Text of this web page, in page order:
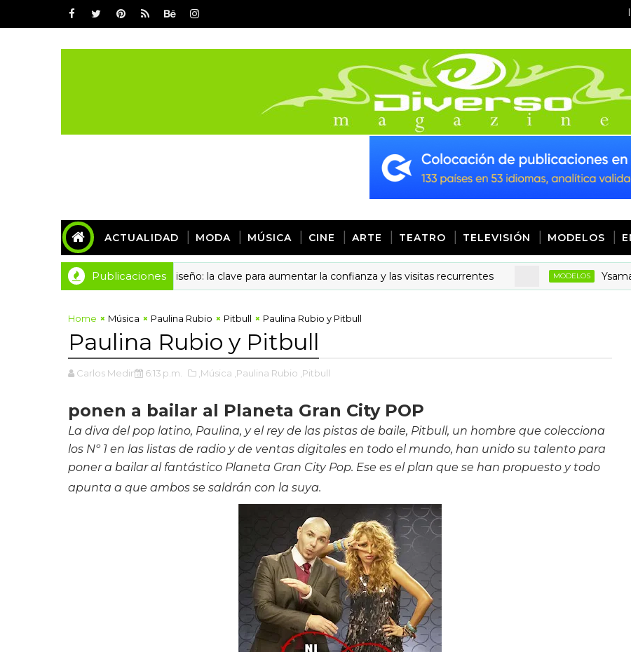
ACTUALIDAD MODA MÚSICA CINE ARTE TEATRO TELEVISIÓN MODELOS
Publicaciones
Detalles de diseño: la clave para aumentar la confianza y las visitas recurrentes Ysamar
Home Música Paulina Rubio Pitbull Paulina Rubio y Pitbull
Paulina Rubio y Pitbull
Carlos Medina 6:13 p.m. ,Música ,Paulina Rubio ,Pitbull
ponen a bailar al Planeta Gran City POP
La diva del pop latino, Paulina, y el rey de las pistas de baile, Pitbull, un hombre que colecciona
los Nº 1 en las listas de radio y de ventas digitales en todo el mundo, han unido su talento para
poner a bailar al fantástico Planeta Gran City Pop. Ese es el plan que se han propuesto y todo
apunta a que ambos se saldrán con la suya.